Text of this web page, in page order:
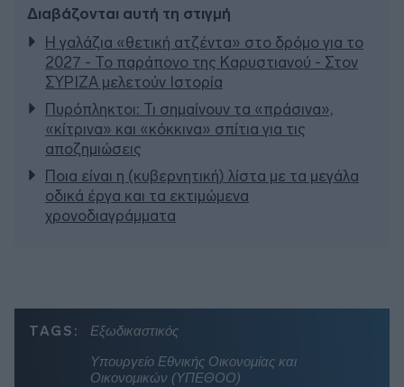
Διαβάζονται αυτή τη στιγμή
Η γαλάζια «θετική ατζέντα» στο δρόμο για το
2027 - Το παράπονο της Καρυστιανού - Στον
ΣΥΡΙΖΑ μελετούν Ιστορία
Πυρόπληκτοι: Τι σημαίνουν τα «πράσινα»,
«κίτρινα» και «κόκκινα» σπίτια για τις
αποζημιώσεις
Ποια είναι η (κυβερνητική) λίστα με τα μεγάλα
οδικά έργα και τα εκτιμώμενα
χρονοδιαγράμματα
TAGS:
Εξωδικαστικός
Υπουργείο Εθνικής Οικονομίας και
Οικονομικών (ΥΠΕΘΟΟ)